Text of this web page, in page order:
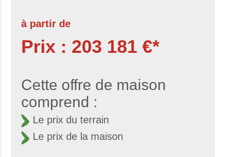
à partir de
Prix : 203 181 €*
Cette offre de maison
comprend :
Le prix du terrain
Le prix de la maison